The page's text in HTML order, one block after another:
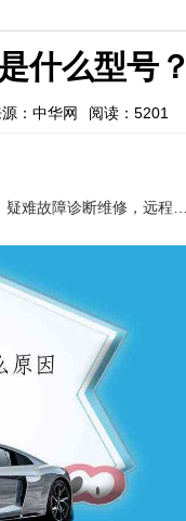
什么型号？
：中华网 阅读：5201